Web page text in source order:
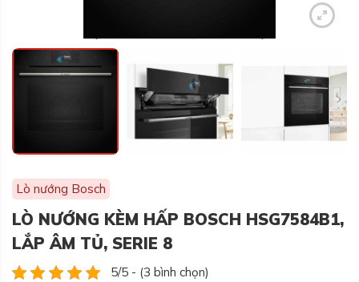
Lò nướng Bosch
LÒ NƯỚNG KÈM HẤP BOSCH HSG7584B1,
LẮP ÂM TỦ, SERIE 8
5/5 - (3 bình chọn)